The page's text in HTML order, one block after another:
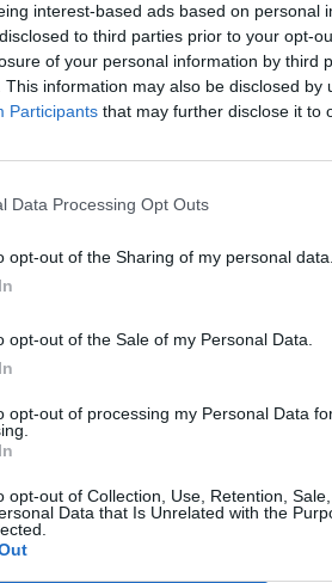
interest-based ads based on personal
to third parties prior to your opt-
of your personal information by third
This information may also be disclosed by
Participants that may further disclose it to
Data Processing Opt Outs
opt-out of the Sharing of my personal data.
opt-out of the Sale of my Personal Data.
opt-out of processing my Personal Data
opt-out of Collection, Use, Retention,
Data that Is Unrelated with the
L'Ossese si
Forzati, Cabrera,
Bolzicco e tanti
nuovi
squadre laziali, 4
6 Ago 2026
4 Ago 2026
Lnd, il nodo
3 Ago 2026